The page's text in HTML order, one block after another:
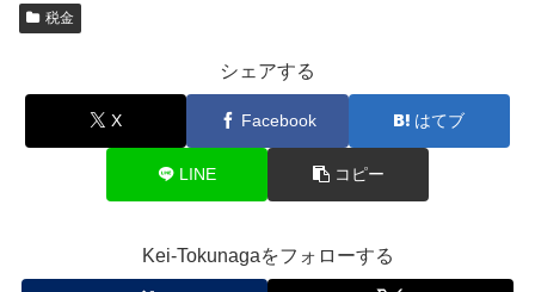
税金
シェアする
X Facebook はてブ
LINE コピー
Kei-Tokunagaをフォローする